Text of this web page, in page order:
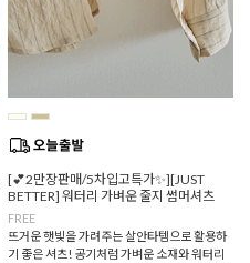
[💕2만장판매/5차입고특가✨][JUST
BETTER] 워터리 가벼운 줄지 썸머셔츠
FREE
뜨거운 햇빛을 가려주는 살안타템으로 활용하
기 좋은 셔츠! 공기처럼 가벼운 소재와 워터리